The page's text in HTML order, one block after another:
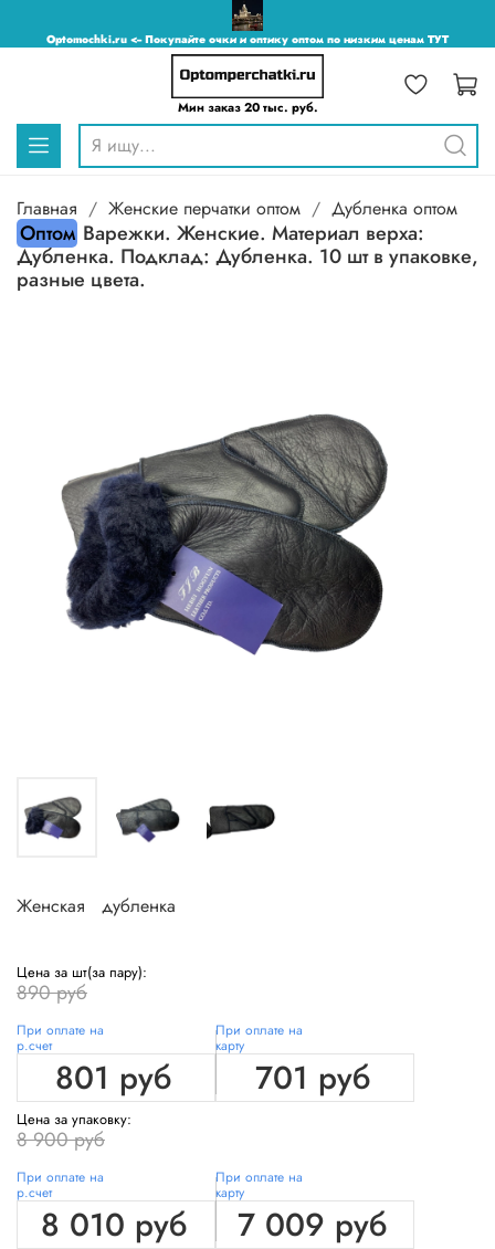
Optomochki.ru <-- Покупайте очки и оптику оптом по низким ценам ТУТ
Мин заказ 20 тыс. руб.
Главная Женские перчатки оптом Дубленка оптом
Оптом Варежки. Женские. Материал верха:
Дубленка. Подклад: Дубленка. 10 шт в упаковке,
разные цвета.
Женская дубленка
Цена за шт(за пару):
890 руб
При оплате на
р.счет
801 руб
При оплате на
карту
701 руб
Цена за упаковку:
8 900 руб
При оплате на
р.счет
8 010 руб
При оплате на
карту
7 009 руб